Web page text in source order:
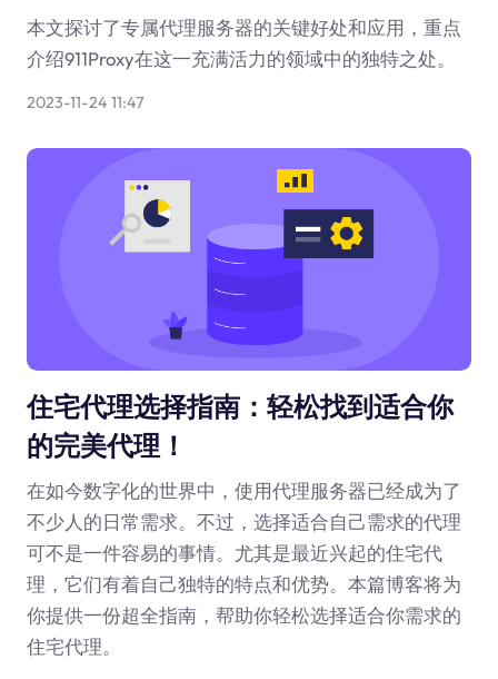
本文探讨了专属代理服务器的关键好处和应用，重点
介绍911Proxy在这一充满活力的领域中的独特之处。
2023-11-24 11:47
住宅代理选择指南：轻松找到适合你
的完美代理！
在如今数字化的世界中，使用代理服务器已经成为了
不少人的日常需求。不过，选择适合自己需求的代理
可不是一件容易的事情。尤其是最近兴起的住宅代
理，它们有着自己独特的特点和优势。本篇博客将为
你提供一份超全指南，帮助你轻松选择适合你需求的
住宅代理。